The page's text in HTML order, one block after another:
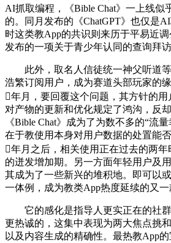
AI抓取编程，《Bible Chat》一上线似
的。同月发布的《ChatGPT》也仅是
时这类教App的共识则来历于平易近
发布的一项关于青少年认同的查询拜访
此外，取名人信徒统一神父听道等
浩繁订阅用户，成为赛道头部玩家的
年月，要回覆这个问题，其方针的
对产物的更新和优化规定了鸿沟，反
《Bible Chat》成为了为数不多的“流
在于教使用本身对用户数据的处置能
年月之后，相关使用正在过去的两
的迸发增加期。另一方面年轻用户及
其成为了一些新兴的堆积地。即可以
一体例，成为教类App热度延续的又一
它的感化是指导人更实正在的社群
更热诚的，这集中表现为两大焦点挑
以及内容生成的精确性。最热教App